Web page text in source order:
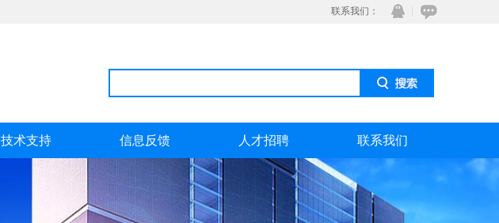
联系我们：
技术支持 信息反馈 人才招聘 联系我们